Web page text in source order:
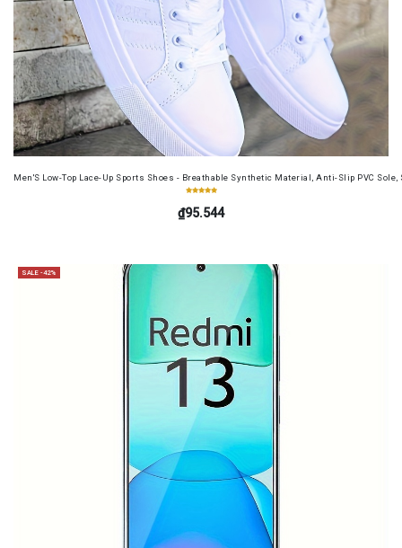
Men'S Low-Top Lace-Up Sports Shoes - Breathable Synthetic Material, Anti-Slip PVC
₫95.544
SALE -42%